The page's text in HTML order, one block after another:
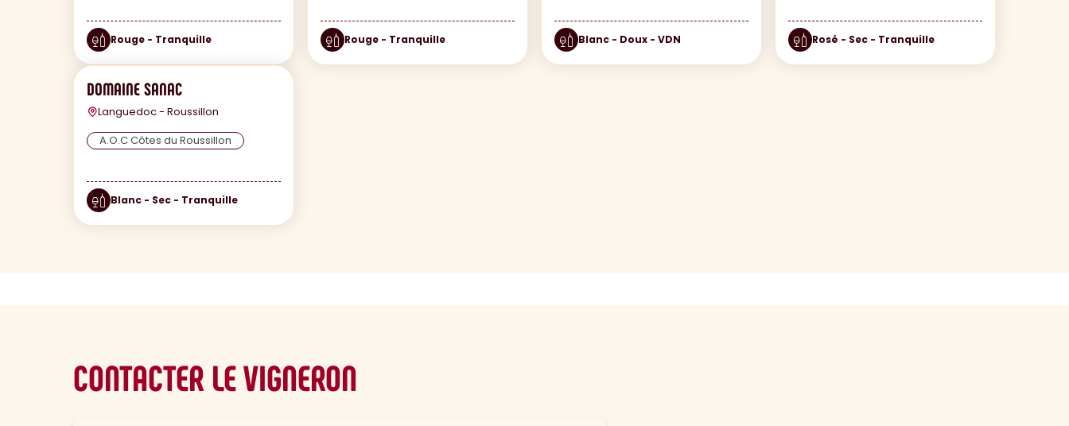
Rouge - Tranquille Rouge - Tranquille Blanc - Doux - VDN Rosé - Sec - Tranquille
DOMAINE SANAC
Languedoc - Roussillon
A.O.C Côtes du Roussillon
Blanc - Sec - Tranquille
CONTACTER LE VIGNERON